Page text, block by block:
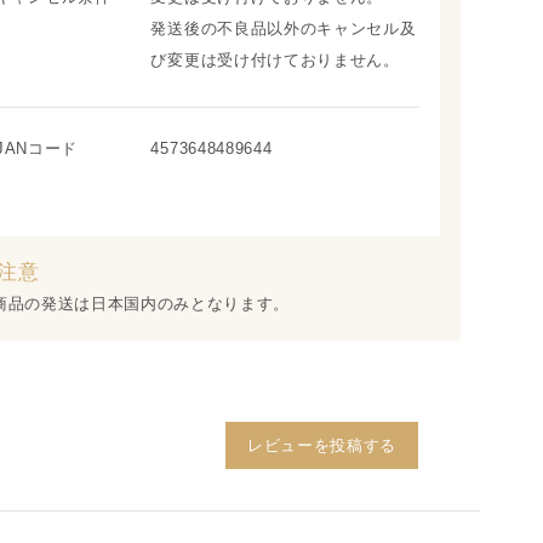
発送後の不良品以外のキャンセル及
び変更は受け付けておりません。
コード 4573648489644
意
の発送は日本国内のみとなります。
レビューを投稿する